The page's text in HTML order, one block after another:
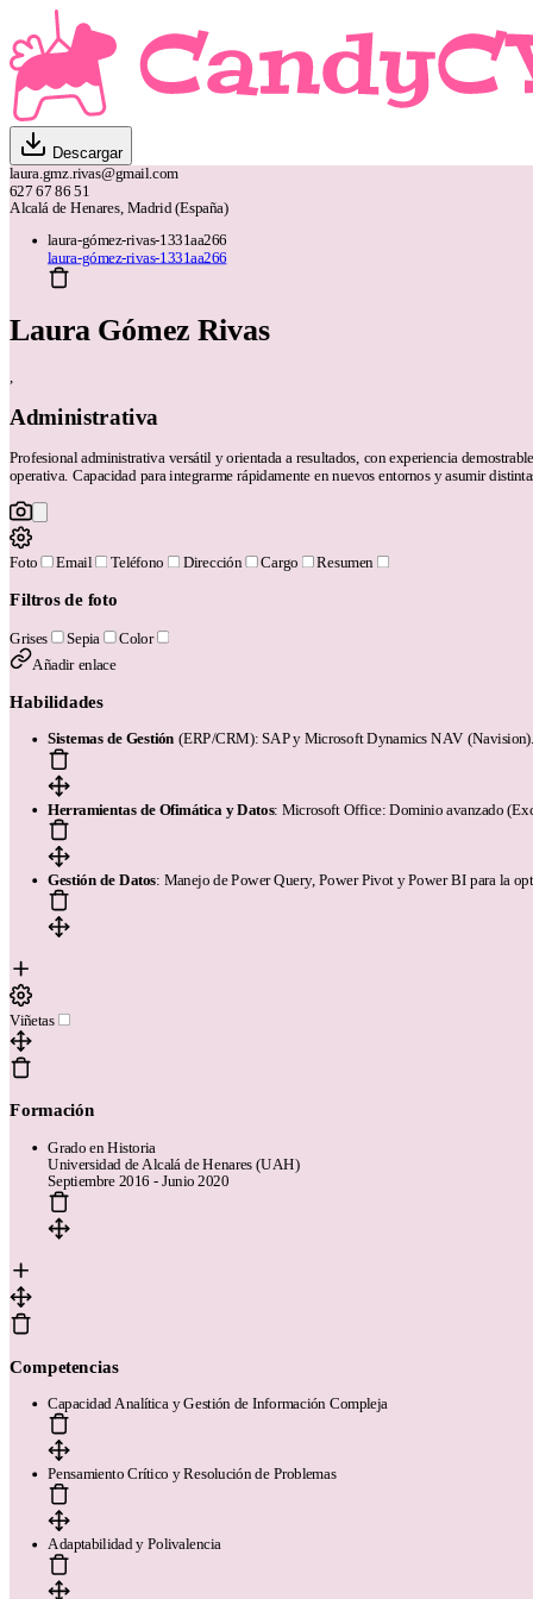
Descargar
laura.gmz.rivas@gmail.com
627 67 86 51
Alcalá de Henares, Madrid (España)
laura-gómez-rivas-1331aa266
laura-gómez-rivas-1331aa266
Laura Gómez Rivas
Administrativa
Profesional administrativa versátil y orientada a resultados, con experiencia
operativa. Capacidad para integrarme rápidamente en nuevos entornos y asumir
Foto Email Teléfono Dirección Cargo Resumen
Filtros de foto
Grises Sepia
Color
Añadir enlace
Habilidades
Sistemas de Gestión (ERP/CRM): SAP y Microsoft Dynamics NAV
Herramientas de Ofimática y Datos: Microsoft Office: Dominio avanzado
Gestión de Datos: Manejo de Power Query, Power Pivot y Power BI para la
Viñetas
Formación
Grado en Historia
Universidad de Alcalá de Henares (UAH)
Septiembre 2016 - Junio 2020
Competencias
Capacidad Analítica y Gestión de Información Compleja
Pensamiento Crítico y Resolución de Problemas
Adaptabilidad y Polivalencia
Páginas